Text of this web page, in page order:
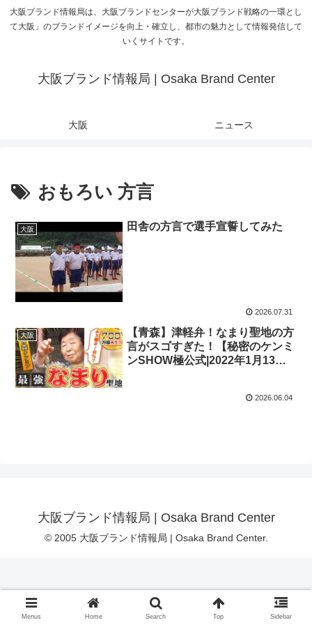
大阪ブランド情報局は、大阪ブランドセンターが大阪ブランド戦略の一環とし
て大阪」のブランドイメージを向上・確立し、都市の魅力として情報発信して
いくサイトです。
大阪ブランド情報局 | Osaka Brand Center
大阪 ニュース
おもろい 方言
大阪 田舎の方言で選手宣誓してみた
2026.07.31
大阪
【青森】津軽弁！なまり聖地の方
言がスゴすぎた！【秘密のケンミ
ンSHOW極公式|2022年1月13日
2026.06.04
大阪ブランド情報局 | Osaka Brand Center
© 2005 大阪ブランド情報局 | Osaka Brand Center.
Menus Home Search Top Sidebar